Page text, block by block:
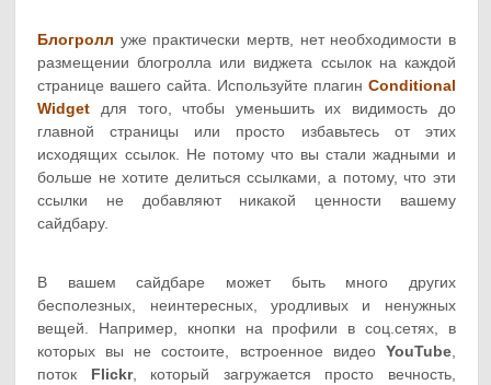
Блогролл уже практически мертв, нет необходимости в
размещении блогролла или виджета ссылок на каждой
странице вашего сайта. Используйте плагин Conditional
Widget для того, чтобы уменьшить их видимость до
главной страницы или просто избавьтесь от этих
исходящих ссылок. Не потому что вы стали жадными и
больше не хотите делиться ссылками, а потому, что эти
ссылки не добавляют никакой ценности вашему
сайдбару.
В вашем сайдбаре может быть много других
бесполезных, неинтересных, уродливых и ненужных
вещей. Например, кнопки на профили в соц.сетях, в
которых вы не состоите, встроенное видео YouTube,
поток Flickr, который загружается просто вечность,